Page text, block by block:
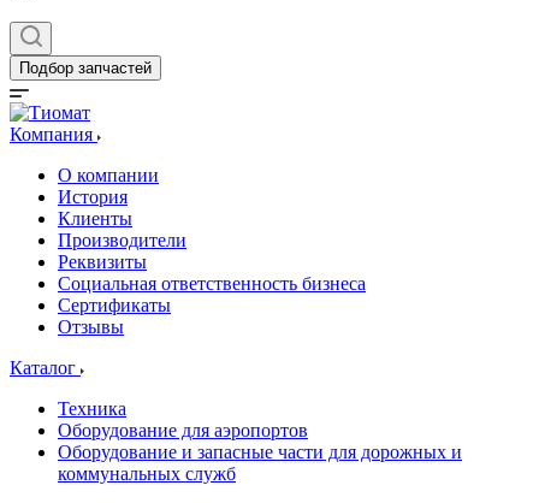
Подбор запчастей
Компания
О компании
История
Клиенты
Производители
Реквизиты
Социальная ответственность бизнеса
Сертификаты
Отзывы
Каталог
Техника
Оборудование для аэропортов
Оборудование и запасные части для дорожных и
коммунальных служб